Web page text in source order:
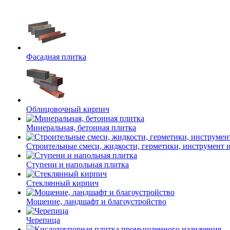
Фасадная плитка
Облицовочный кирпич
Минеральная, бетонная плитка
Строительные смеси, жидкости, герметики, инструмент
Ступени и напольная плитка
Cтеклянный кирпич
Мощение, ландшафт и благоустройство
Черепица